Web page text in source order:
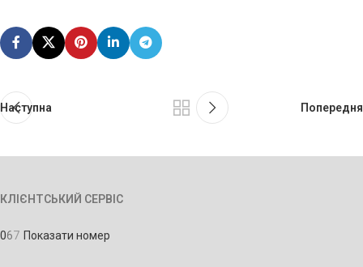
Наступна Попередня
КЛІЄНТСЬКИЙ СЕРВІС
067 Показати номер